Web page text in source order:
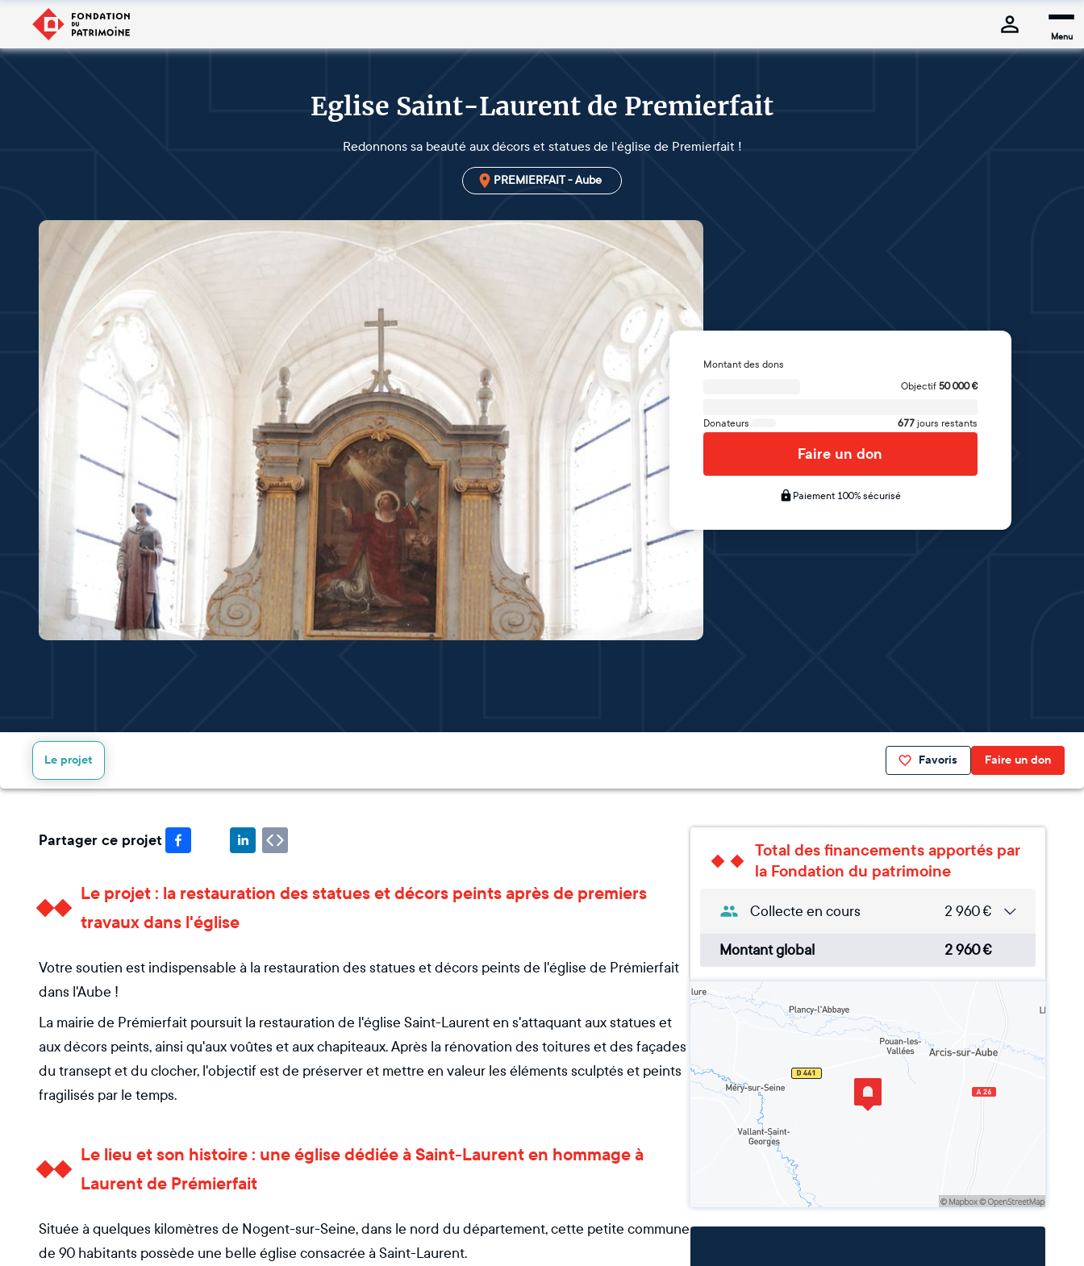
Menu
Eglise Saint-Laurent de Premierfait
Redonnons sa beauté aux décors et statues de l'église de Premierfait !
PREMIERFAIT - Aube
Montant des dons
Objectif 50 000€
Donateurs 677 jours restants
Faire un don
Paiement 100% sécurisé
Favoris Faire un don
Le projet
Partager ce projet
Le projet : la restauration des statues et décors peints après de premiers
travaux dans l'église
Votre soutien est indispensable à la restauration des statues et décors peints de l'église de Prémierfait
dans l'Aube !
La mairie de Prémierfait poursuit la restauration de l'église Saint-Laurent en s'attaquant aux statues et
aux décors peints, ainsi qu'aux voûtes et aux chapiteaux. Après la rénovation des toitures et des façades
du transept et du clocher, l'objectif est de préserver et mettre en valeur les éléments sculptés et peints
fragilisés par le temps.
Le lieu et son histoire : une église dédiée à Saint-Laurent en hommage à
Laurent de Prémierfait
Située à quelques kilomètres de Nogent-sur-Seine, dans le nord du département, cette petite commune
de 90 habitants possède une belle église consacrée à Saint-Laurent.
Total des financements apportés par
la Fondation du patrimoine
Collecte en cours 2 960€
Montant global 2 960€